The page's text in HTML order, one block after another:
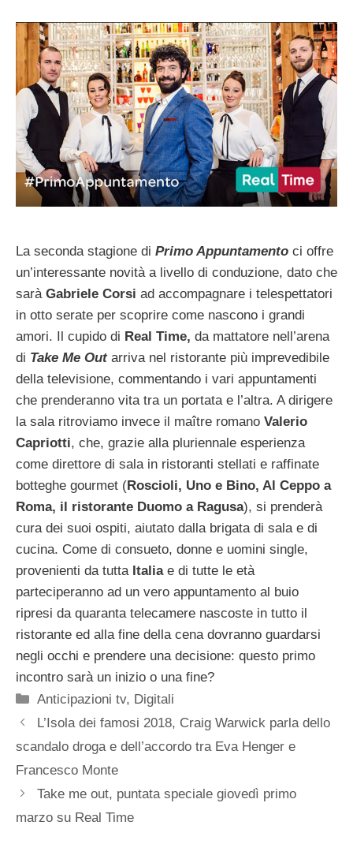
La seconda stagione di Primo Appuntamento ci offre
un’interessante novità a livello di conduzione, dato che
sarà Gabriele Corsi ad accompagnare i telespettatori
in otto serate per scoprire come nascono i grandi
amori. Il cupido di Real Time, da mattatore nell’arena
di Take Me Outarriva nel ristorante più imprevedibile
della televisione, commentando i vari appuntamenti
che prenderanno vita tra un portata e l’altra. A dirigere
la sala ritroviamo invece il maître romano Valerio
Capriotti, che, grazie alla pluriennale esperienza
come direttore di sala in ristoranti stellati e raffinate
botteghe gourmet (Roscioli, Uno e Bino, Al Ceppo a
Roma, il ristorante Duomo a Ragusa), si prenderà
cura dei suoi ospiti, aiutato dalla brigata di sala e di
cucina. Come di consueto, donne e uomini single,
provenienti da tutta Italiae di tutte le età
parteciperanno ad un vero appuntamento al buio
ripresi da quaranta telecamere nascoste in tutto il
ristorante ed alla fine della cena dovranno guardarsi
negli occhi e prendere una decisione: questo primo
incontro sarà un inizio o una fine?
Categorie
Anticipazioni tv, Digitali
L’Isola dei famosi 2018, Craig Warwick parla dello
scandalo droga e dell’accordo tra Eva Henger e
Francesco Monte
Take me out, puntata speciale giovedì primo
marzo su Real Time